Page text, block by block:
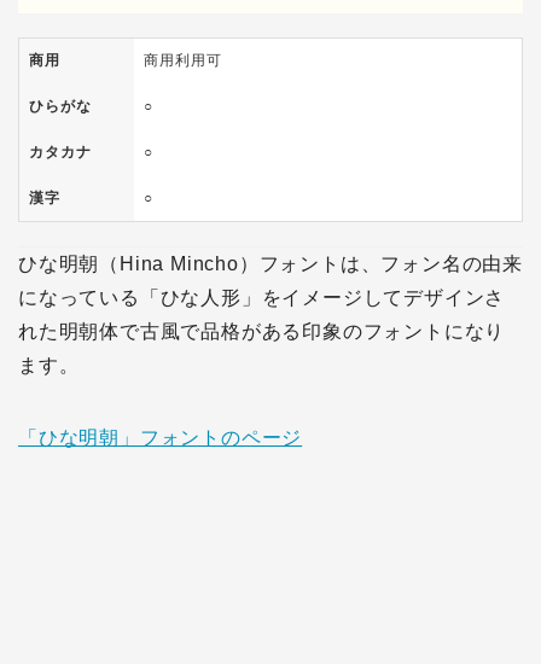
商用 商用利用可
ひらがな ○
カタカナ ○
漢字 ○
ひな明朝（Hina Mincho）フォントは、フォン名の由来
になっている「ひな人形」をイメージしてデザインさ
れた明朝体で古風で品格がある印象のフォントになり
ます。
「ひな明朝」フォントのページ